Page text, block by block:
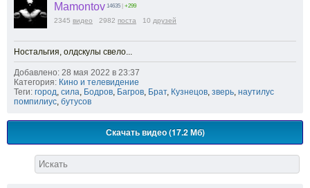
Mamontov 14635 +299
2345 видео 2982 поста 10 друзей
Ностальгия, олдскулы свело...
Добавлено: 28 мая 2022 в 23:37
Категория: Кино и телевидение
Теги: город, сила, Бодров, Багров, Брат, Кузнецов, зверь, наутилус
помпилиус, бутусов
Скачать видео (17.2 Мб)